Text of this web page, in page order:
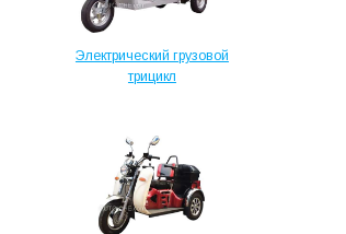
Электрический грузовой
трицикл